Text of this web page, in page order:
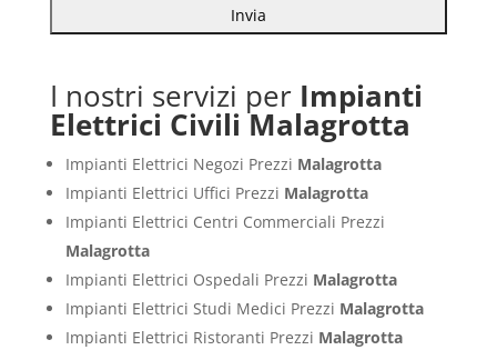
I nostri servizi per Impianti
Elettrici Civili Malagrotta
Impianti Elettrici Negozi Prezzi Malagrotta
Impianti Elettrici Uffici Prezzi Malagrotta
Impianti Elettrici Centri Commerciali Prezzi
Malagrotta
Impianti Elettrici Ospedali Prezzi Malagrotta
Impianti Elettrici Studi Medici Prezzi Malagrotta
Impianti Elettrici Ristoranti Prezzi Malagrotta